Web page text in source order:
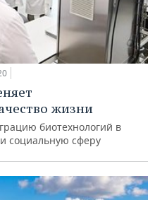
жизни
биотехнологий в
социальную сферу